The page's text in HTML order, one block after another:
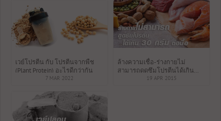
เวย์โปรตีน กับ โปรตีนจากพืช
(Plant Protein) อะไรดีกว่ากัน
7 MAR 2022
ล้างความเชื่อ-ร่างกายไม่
สามารถดูดซึมโปรตีนได้เกิน
30กรัมต่อมื้อ19 APR 2015